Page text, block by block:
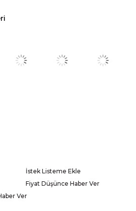
İstek Listeme Ekle
Fiyat Düşünce Haber Ver
Ver